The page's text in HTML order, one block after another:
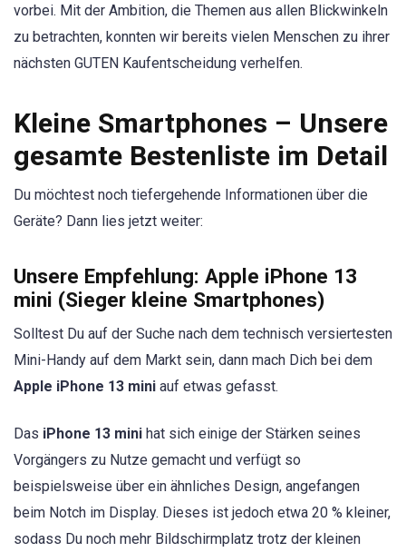
vorbei. Mit der Ambition, die Themen aus allen Blickwinkeln
zu betrachten, konnten wir bereits vielen Menschen zu ihrer
nächsten GUTEN Kaufentscheidung verhelfen.
Kleine Smartphones – Unsere
gesamte Bestenliste im Detail
Du möchtest noch tiefergehende Informationen über die
Geräte? Dann lies jetzt weiter:
Unsere Empfehlung: Apple iPhone 13
mini (Sieger kleine Smartphones)
Solltest Du auf der Suche nach dem technisch versiertesten
Mini-Handy auf dem Markt sein, dann mach Dich bei dem
Apple iPhone 13 mini auf etwas gefasst.
Das iPhone 13 mini hat sich einige der Stärken seines
Vorgängers zu Nutze gemacht und verfügt so
beispielsweise über ein ähnliches Design, angefangen
beim Notch im Display. Dieses ist jedoch etwa 20 % kleiner,
sodass Du noch mehr Bildschirmplatz trotz der kleinen